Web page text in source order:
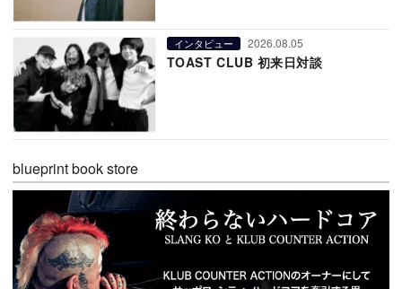
インタビュー 2026.08.05
TOAST CLUB 初来日対談
blueprint book store